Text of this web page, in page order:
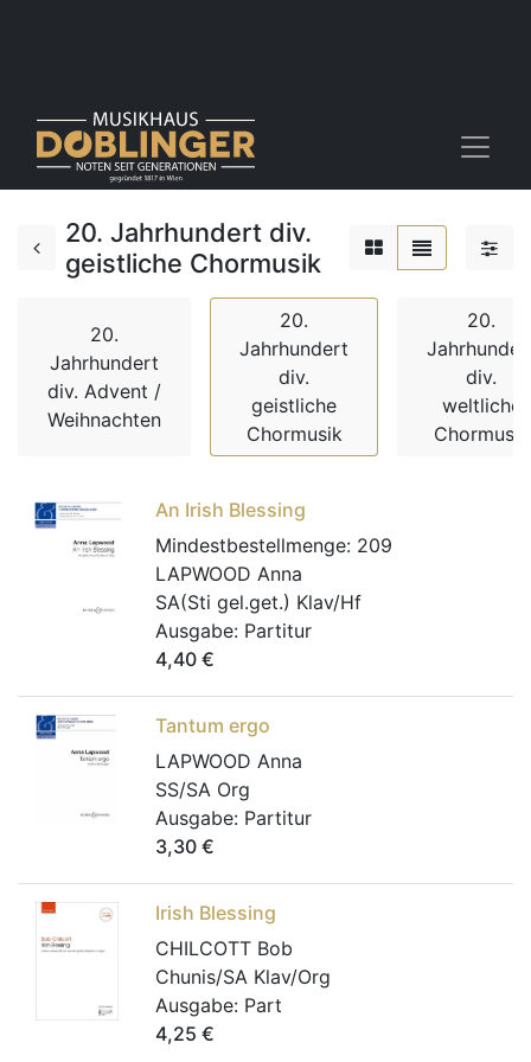
20. Jahrhundert div.
geistliche Chormusik
20.
Jahrhundert
div. Advent /
Weihnachten
20.
Jahrhundert
div.
geistliche
Chormusik
20.
div.
weltliche
Chormusik
An Irish Blessing
Mindestbestellmenge: 209
LAPWOOD Anna
SA(Sti gel.get.) Klav/Hf
Ausgabe: Partitur
4,40 €
Tantum ergo
LAPWOOD Anna
SS/SA Org
Ausgabe: Partitur
3,30 €
Irish Blessing
CHILCOTT Bob
Chunis/SA Klav/Org
Ausgabe: Part
4,25 €